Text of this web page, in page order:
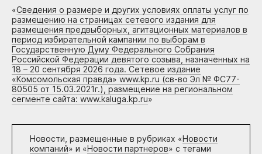
«Сведения о размере и других условиях оплаты услуг по
размещению на страницах сетевого издания для
размещения предвыборных, агитационных материалов в
период избирательной кампании по выборам в
Государственную Думу Федерального Собрания
Российской Федерации девятого созыва, назначенных на
18 – 20 сентября 2026 года. Сетевое издание
«Комсомольская правда» www.kp.ru (св-во Эл № ФС77-
80505 от 15.03.2021г.), размещение на региональном
сегменте сайта: www.kaluga.kp.ru»
Новости, размещенные в рубриках «Новости
компаний» и «Новости партнеров» с тегами